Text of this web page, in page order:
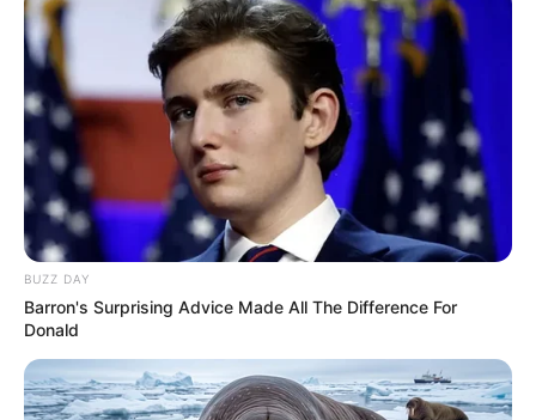
BUZZ DAY
Barron's Surprising Advice Made All The Difference For
Donald